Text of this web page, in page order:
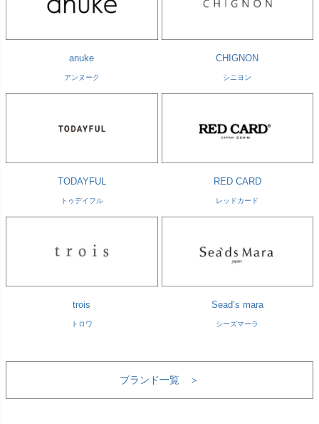
anuke
アンヌーク
CHIGNON
シニヨン
TODAYFUL
トゥデイフル
RED CARD
レッドカード
trois
トロワ
Sead’s mara
シーズマーラ
ブランド一覧 ＞